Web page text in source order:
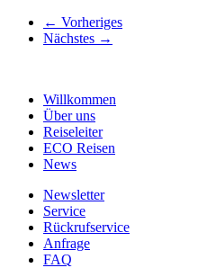
← Vorheriges
Nächstes →
Willkommen
Über uns
Reiseleiter
ECO Reisen
News
Newsletter
Service
Rückrufservice
Anfrage
FAQ